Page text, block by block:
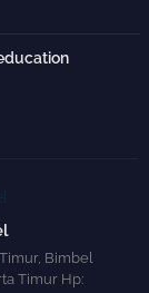
Bimbel
Timur Hp: